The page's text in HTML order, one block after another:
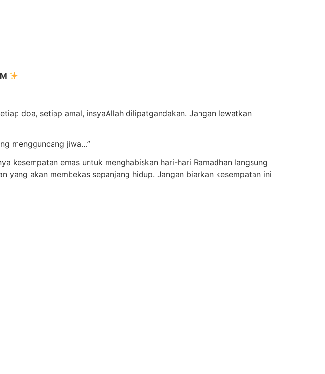
doa, setiap amal, insyaAllah dilipatgandakan. Jangan lewatkan
mengguncang jiwa…”
kesempatan emas untuk menghabiskan hari-hari Ramadhan langsung
yang akan membekas sepanjang hidup. Jangan biarkan kesempatan ini